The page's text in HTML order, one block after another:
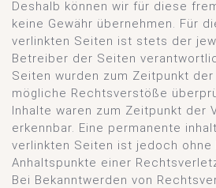
Deshalb können wir für diese
keine Gewähr übernehmen. Für
verlinkten Seiten ist stets der
Betreiber der Seiten
Seiten wurden zum Zeitpunkt der
mögliche Rechtsverstöße
Inhalte waren zum Zeitpunkt der
erkennbar. Eine permanente
verlinkten Seiten ist jedoch ohne
Anhaltspunkte einer
Bei Bekanntwerden von